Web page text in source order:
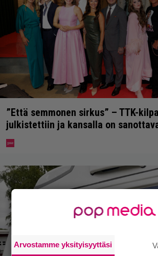
”Että semmonen sirkus” – TTK-
julkistettiin ja kansalla on
Arvostamme yksityisyyttäsi